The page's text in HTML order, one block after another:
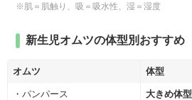
※肌＝肌触り、吸＝吸水性、湿＝湿度
新生児オムツの体型別おすすめ
オムツ 体型
・パンパース
大きめ体型